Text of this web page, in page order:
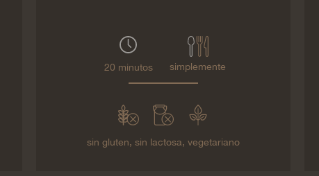
20 minutos simplemente
sin gluten, sin lactosa, vegetariano